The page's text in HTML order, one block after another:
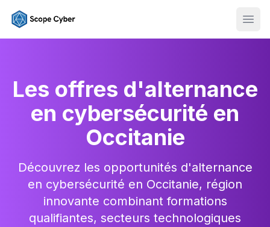
Les offres d'alternance
en cybersécurité en
Occitanie
Découvrez les opportunités d'alternance
en cybersécurité en Occitanie, région
innovante combinant formations
qualifiantes, secteurs technologiques